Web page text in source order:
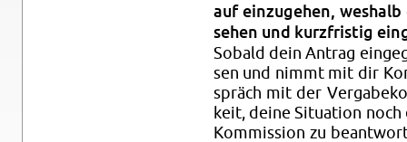
auf ein­zu­ge­hen,
se­hen und kurz­fris­tig
So­bald dein An­trag
sen und nimmt mit dir
spräch mit der
keit, deine Si­tua­ti­on noch
Kom­mis­si­on zu